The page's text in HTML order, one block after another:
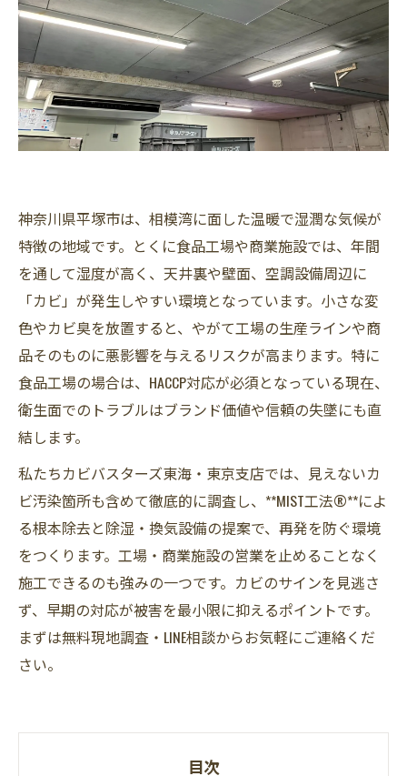
神奈川県平塚市は、相模湾に面した温暖で湿潤な気候が
特徴の地域です。とくに食品工場や商業施設では、年間
を通して湿度が高く、天井裏や壁面、空調設備周辺に
「カビ」が発生しやすい環境となっています。小さな変
色やカビ臭を放置すると、やがて工場の生産ラインや商
品そのものに悪影響を与えるリスクが高まります。特に
食品工場の場合は、HACCP対応が必須となっている現在、
衛生面でのトラブルはブランド価値や信頼の失墜にも直
結します。
私たちカビバスターズ東海・東京支店では、見えないカ
ビ汚染箇所も含めて徹底的に調査し、**MIST工法®**によ
る根本除去と除湿・換気設備の提案で、再発を防ぐ環境
をつくります。工場・商業施設の営業を止めることなく
施工できるのも強みの一つです。カビのサインを見逃さ
ず、早期の対応が被害を最小限に抑えるポイントです。
まずは無料現地調査・LINE相談からお気軽にご連絡くだ
さい。
目次